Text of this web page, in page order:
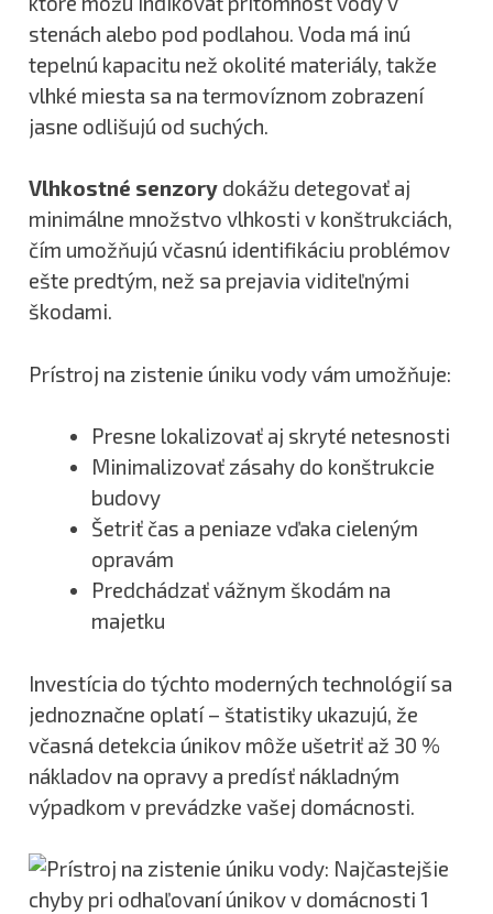
stenách alebo pod podlahou. Voda má inú
tepelnú kapacitu než okolité materiály, takže
vlhké miesta sa na termovíznom zobrazení
jasne odlišujú od suchých.
Vlhkostné senzory dokážu detegovať aj
minimálne množstvo vlhkosti v konštrukciách,
čím umožňujú včasnú identifikáciu problémov
ešte predtým, než sa prejavia viditeľnými
škodami.
Prístroj na zistenie úniku vody vám umožňuje:
Presne lokalizovať aj skryté netesnosti
Minimalizovať zásahy do konštrukcie
budovy
Šetriť čas a peniaze vďaka cieleným
opravám
Predchádzať vážnym škodám na
majetku
Investícia do týchto moderných technológií sa
jednoznačne oplatí – štatistiky ukazujú, že
včasná detekcia únikov môže ušetriť až 30 %
nákladov na opravy a predísť nákladným
výpadkom v prevádzke vašej domácnosti.